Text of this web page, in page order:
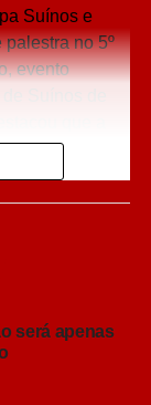
Suínos e
no 5º
evento
manter
infecciosos e
propriedade.
sanitário. O
será apenas